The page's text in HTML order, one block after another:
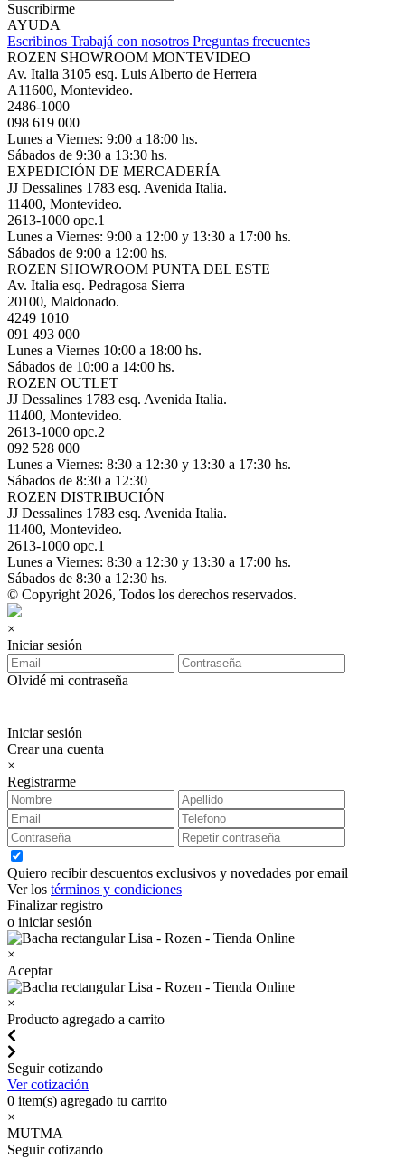
Suscribirme
AYUDA
Escribinos Trabajá con nosotros Preguntas frecuentes
ROZEN SHOWROOM MONTEVIDEO
Av. Italia 3105 esq. Luis Alberto de Herrera
A11600, Montevideo.
2486-1000
098 619 000
Lunes a Viernes: 9:00 a 18:00 hs.
Sábados de 9:30 a 13:30 hs.
EXPEDICIÓN DE MERCADERÍA
JJ Dessalines 1783 esq. Avenida Italia.
11400, Montevideo.
2613-1000 opc.1
Lunes a Viernes: 9:00 a 12:00 y 13:30 a 17:00 hs.
Sábados de 9:00 a 12:00 hs.
ROZEN SHOWROOM PUNTA DEL ESTE
Av. Italia esq. Pedragosa Sierra
20100, Maldonado.
4249 1010
091 493 000
Lunes a Viernes 10:00 a 18:00 hs.
Sábados de 10:00 a 14:00 hs.
ROZEN OUTLET
JJ Dessalines 1783 esq. Avenida Italia.
11400, Montevideo.
2613-1000 opc.2
092 528 000
Lunes a Viernes: 8:30 a 12:30 y 13:30 a 17:30 hs.
Sábados de 8:30 a 12:30
ROZEN DISTRIBUCIÓN
JJ Dessalines 1783 esq. Avenida Italia.
11400, Montevideo.
2613-1000 opc.1
Lunes a Viernes: 8:30 a 12:30 y 13:30 a 17:00 hs.
Sábados de 8:30 a 12:30 hs.
© Copyright 2026, Todos los derechos reservados.
×
Iniciar sesión
Olvidé mi contraseña
Iniciar sesión
Crear una cuenta
×
Registrarme
Quiero recibir descuentos exclusivos y novedades por email
Ver los términos y condiciones
Finalizar registro
o iniciar sesión
×
Aceptar
×
Producto agregado a carrito
Seguir cotizando
Ver cotización
0 item(s) agregado tu carrito
×
MUTMA
Seguir cotizando